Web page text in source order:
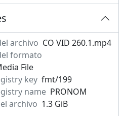
archivo CO VID 260.1.mp4
formato
File
key fmt/199
name PRONOM
archivo 1.3 GiB